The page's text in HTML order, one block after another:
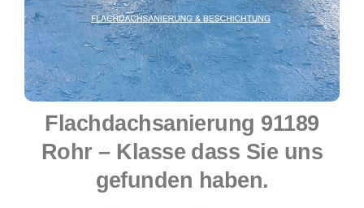
Flachdachsanierung 91189
Rohr – Klasse dass Sie uns
gefunden haben.